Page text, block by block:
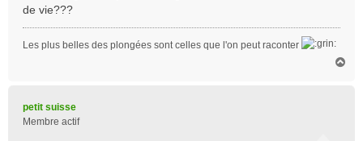
de vie???
Les plus belles des plongées sont celles que l'on peut raconter
petit suisse
Membre actif